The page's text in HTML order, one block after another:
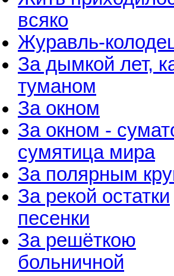
всяко
Журавль-
За дымкой лет,
туманом
За окном
За окном -
сумятица мира
За полярным
За рекой остатки
песенки
За решёткою
больничной